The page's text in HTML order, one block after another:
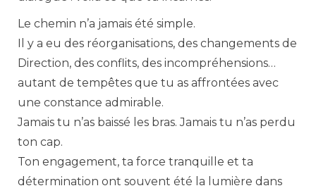
Le chemin n’a jamais été simple.
Il y a eu des réorganisations, des changements de
Direction, des conflits, des incompréhensions…
autant de tempêtes que tu as affrontées avec
une constance admirable.
Jamais tu n’as baissé les bras. Jamais tu n’as perdu
ton cap.
Ton engagement, ta force tranquille et ta
détermination ont souvent été la lumière dans